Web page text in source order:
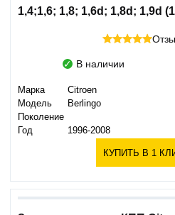
1,4;1,6; 1,8; 1,6d; 1,8d; 1,9d
В наличии
Марка
Citroen
Модель
Berlingo
Поколение
Год
1996-2008
КУПИТЬ В 1